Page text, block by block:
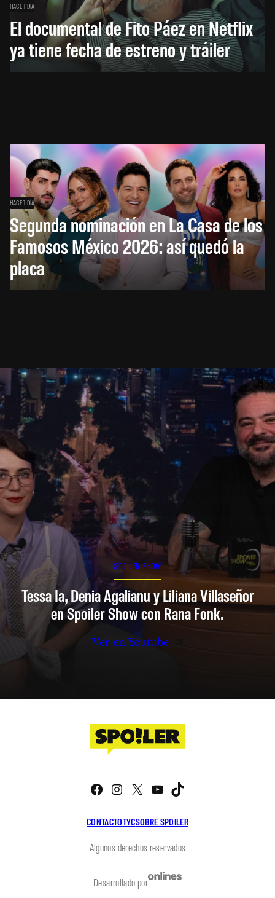
HACE 1 DÍA
El documental de Fito Páez en Netflix
ya tiene fecha de estreno y tráiler
HACE 1 DÍA
Segunda nominación en La Casa de los
Famosos México 2026: así quedó la
placa
SPOILER SHOW
Tessa Ia, Denia Agalianu y Liliana Villaseñor
en Spoiler Show con Rana Fonk.
Ver en Youtube
CONTACTOTYCSOBRE SPOILER
Facebook
Instagram
X YouTube
Algunos derechos reservados
Desarrollado por